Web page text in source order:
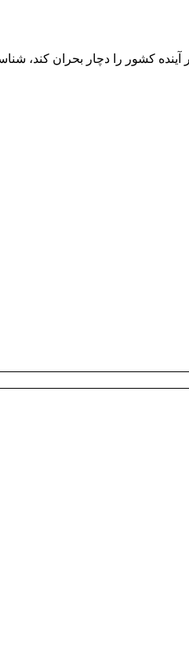
کشور را دچار بحران کند،